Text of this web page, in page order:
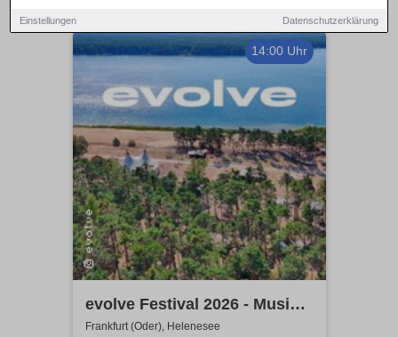
Einstellungen Datenschutzerklärung
14:00 Uhr
evolve Festival 2026 - Musik,
Tanz,
Frankfurt (Oder), Helenesee